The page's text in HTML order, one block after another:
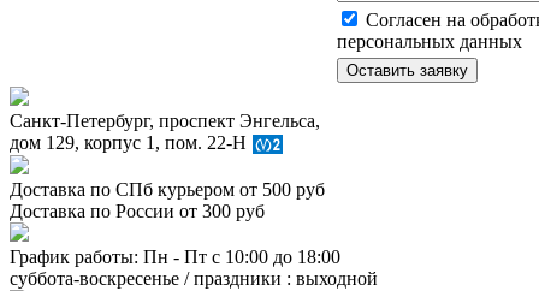
Согласен на
персональных данных
Санкт-Петербург, проспект Энгельса,
дом 129, корпус 1, пом. 22-Н
Доставка по СПб курьером от 500 руб
Доставка по России от 300 руб
График работы: Пн - Пт с 10:00 до 18:00
суббота-воскресенье / праздники : выходной